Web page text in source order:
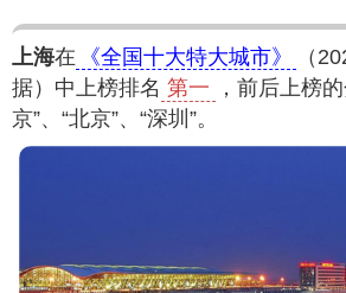
上海在 《全国十大特大城市》
（
据）中上榜排名 第一
，前后上榜
京”、“北京”、“深圳”。